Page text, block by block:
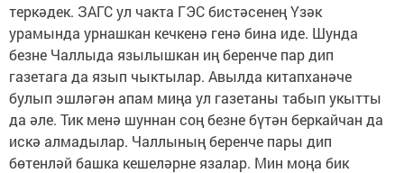
теркәдек. ЗАГС ул чакта ГЭС бистәсенең Үзәк
урамында урнашкан кечкенә генә бина иде. Шунда
безне Чаллыда язылышкан иң беренче пар дип
газетага да язып чыктылар. Авылда китапханәче
булып эшләгән апам миңа ул газетаны табып укытты
да әле. Тик менә шуннан соң безне бүтән беркайчан да
искә алмадылар. Чаллының беренче пары дип
бөтенләй башка кешеләрне язалар. Мин моңа бик